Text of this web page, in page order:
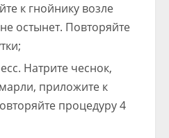
к гнойнику возле
остынет. Повторяйте
Натрите чеснок,
приложите к
процедуру 4